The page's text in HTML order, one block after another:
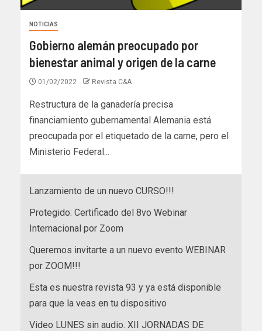
NOTICIAS
Gobierno alemán preocupado por
bienestar animal y origen de la carne
01/02/2022 Revista C&A
Restructura de la ganadería precisa
financiamiento gubernamental Alemania está
preocupada por el etiquetado de la carne, pero el
Ministerio Federal...
Lanzamiento de un nuevo CURSO!!!
Protegido: Certificado del 8vo Webinar
Internacional por Zoom
Queremos invitarte a un nuevo evento WEBINAR
por ZOOM!!!
Esta es nuestra revista 93 y ya está disponible
para que la veas en tu dispositivo
Video LUNES sin audio. XII JORNADAS DE